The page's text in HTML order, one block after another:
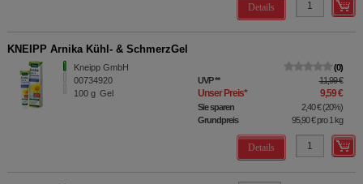
Details
KNEIPP Arnika Kühl- & SchmerzGel
Kneipp GmbH
00734920
100 g Gel
0
UVP** 11,99 €
Unser Preis* 9,59 €
Sie sparen 2,40 €(20%)
Grundpreis
95,90 €pro 1 kg
Details